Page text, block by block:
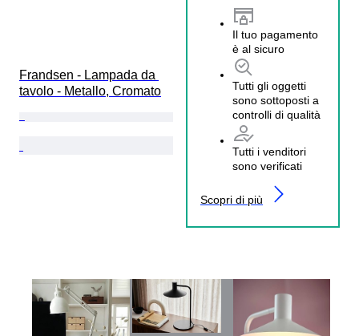
Frandsen - Lampada da
tavolo - Metallo, Cromato
Il tuo pagamento
è al sicuro
Tutti gli oggetti
sono sottoposti a
controlli di qualità
Tutti i venditori
sono verificati
Scopri di più